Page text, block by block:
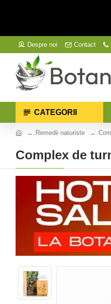
Despre noi Contact
CATEGORII
Remedii naturiste
Complex de